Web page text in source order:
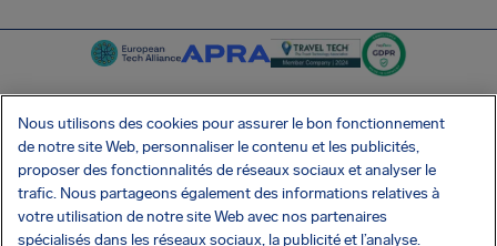
SocialFacebook
SocialTwitter
SocialInstagram
SocialLinkedin
OBTENEZ NOTRE APPLI GRATUITE
Nous utilisons des cookies pour assurer le bon fonctionnement
de notre site Web, personnaliser le contenu et les publicités,
proposer des fonctionnalités de réseaux sociaux et analyser le
trafic. Nous partageons également des informations relatives à
votre utilisation de notre site Web avec nos partenaires
spécialisés dans les réseaux sociaux, la publicité et l’analyse.